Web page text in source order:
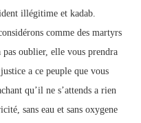
illégitime et kadab.
comme des martyrs
oublier, elle vous prendra
a ce peuple que vous
qu’il ne s’attends a rien
sans eau et sans oxygene